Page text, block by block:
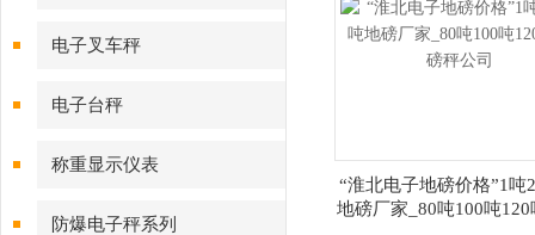
电子叉车秤
电子台秤
称重显示仪表
防爆电子秤系列
“淮北电子地磅价格”1吨
地磅厂家_80吨100吨120